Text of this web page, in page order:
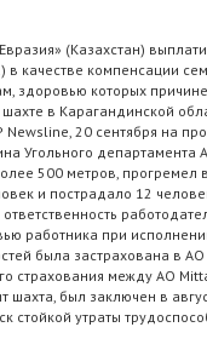
(Казахстан)
в качестве компенсации
здоровью которых
в Карагандинской
20 сентября на
Угольного департамента
500 метров, прогремел
и пострадало 12
работника при
была застрахована в АО
страхования между АО
шахта, был заключен в
стойкой утраты